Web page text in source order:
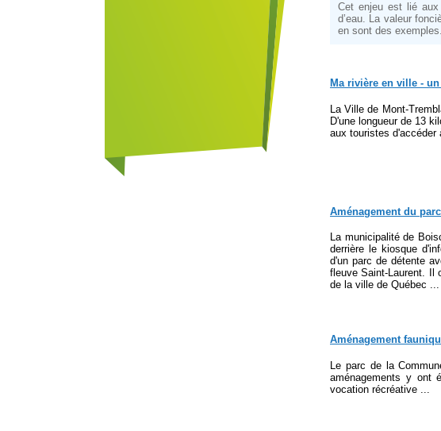
Cet enjeu est lié aux
d’eau. La valeur
en sont des exemples.
Ma rivière en ville -
La Ville de Mont-
D'une longueur de 13
aux touristes d'accéder
Aménagement du
La municipalité de
derrière le kiosque
d'un parc de détente
fleuve Saint-Laurent. Il
de la ville de Québec ...
Aménagement
Le parc de la
aménagements y ont
vocation récréative ...